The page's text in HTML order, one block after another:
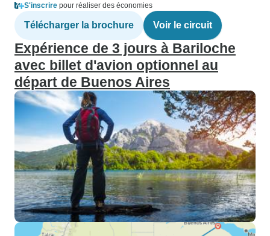
S'inscrire pour réaliser des économies
Télécharger la brochure Voir le circuit
Expérience de 3 jours à Bariloche
avec billet d'avion optionnel au
départ de Buenos Aires